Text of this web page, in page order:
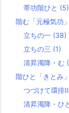
帯功階ひと (5)
階む「元極気功
立ちの一 (38)
立ちの三 (1)
清昇濁降・む
階ひと「きとみ
つづけて環排Ⅲ
清昇濁降・ひ